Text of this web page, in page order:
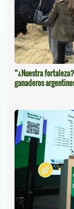
“¿Nuestra
ganaderos